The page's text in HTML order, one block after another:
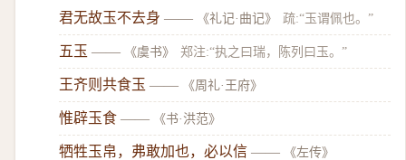
君无故玉不去身 —— 《礼记·曲记》 疏:“玉谓佩也。”
五玉 —— 《虞书》 郑注:“执之曰瑞，陈列曰玉。”
王齐则共食玉 —— 《周礼·王府》
惟辟玉食 —— 《书·洪范》
牺牲玉帛，弗敢加也，必以信 —— 《左传》